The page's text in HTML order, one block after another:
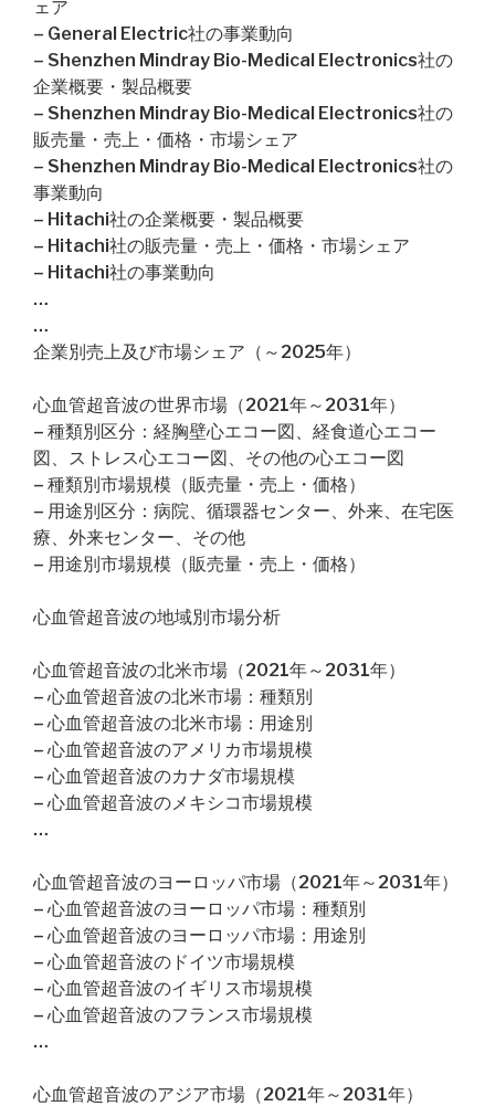
ェア
– General Electric社の事業動向
– Shenzhen Mindray Bio-Medical Electronics社の
企業概要・製品概要
– Shenzhen Mindray Bio-Medical Electronics社の
販売量・売上・価格・市場シェア
– Shenzhen Mindray Bio-Medical Electronics社の
事業動向
– Hitachi社の企業概要・製品概要
– Hitachi社の販売量・売上・価格・市場シェア
– Hitachi社の事業動向
…
…
企業別売上及び市場シェア（～2025年）
心血管超音波の世界市場（2021年～2031年）
– 種類別区分：経胸壁心エコー図、経食道心エコー
図、ストレス心エコー図、その他の心エコー図
– 種類別市場規模（販売量・売上・価格）
– 用途別区分：病院、循環器センター、外来、在宅医
療、外来センター、その他
– 用途別市場規模（販売量・売上・価格）
心血管超音波の地域別市場分析
心血管超音波の北米市場（2021年～2031年）
– 心血管超音波の北米市場：種類別
– 心血管超音波の北米市場：用途別
– 心血管超音波のアメリカ市場規模
– 心血管超音波のカナダ市場規模
– 心血管超音波のメキシコ市場規模
…
心血管超音波のヨーロッパ市場（2021年～2031年）
– 心血管超音波のヨーロッパ市場：種類別
– 心血管超音波のヨーロッパ市場：用途別
– 心血管超音波のドイツ市場規模
– 心血管超音波のイギリス市場規模
– 心血管超音波のフランス市場規模
…
心血管超音波のアジア市場（2021年～2031年）